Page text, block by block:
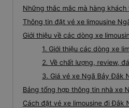
Những thắc mắc mà hàng
Thông tin đặt vé xe limousine
Giới thiệu về các dòng xe
1. Giới thiệu các dòng xe
2. Về chất lượng, review,
3. Giá vé xe Ngã Bảy Đắk
Bảng tổng hợp thông tin nhà xe
Cách đặt vé xe limousine đi Đắk